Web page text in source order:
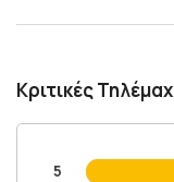
Κριτικές
5